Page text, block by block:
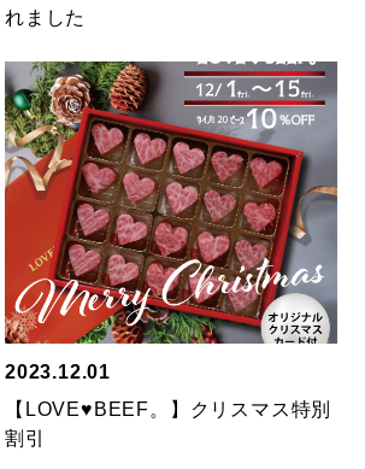
れました
2023.12.01
【LOVE♥BEEF。】クリスマス特別
割引